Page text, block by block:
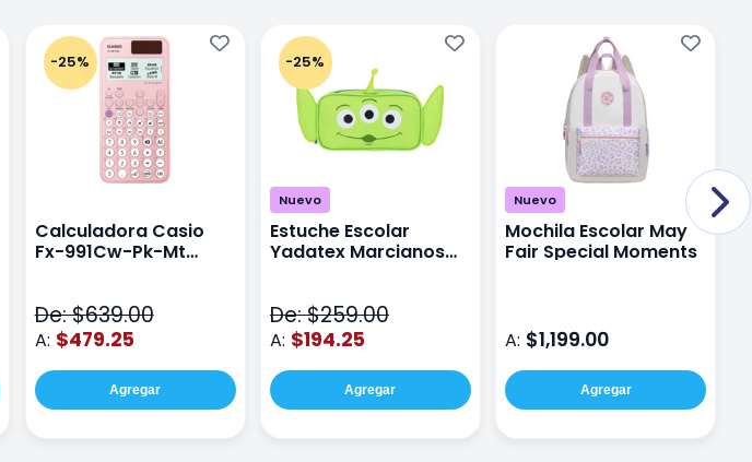
-25%
Calculadora Casio
Fx-991Cw-Pk-Mt
De: $639.00
A: $479.25
Agregar
-25%
Nuevo
Estuche Escolar
Yadatex Marcianos
De: $259.00
A: $194.25
Agregar
Nuevo
Mochila Escolar May
Fair Special Moments
A: $1,199.00
Agregar